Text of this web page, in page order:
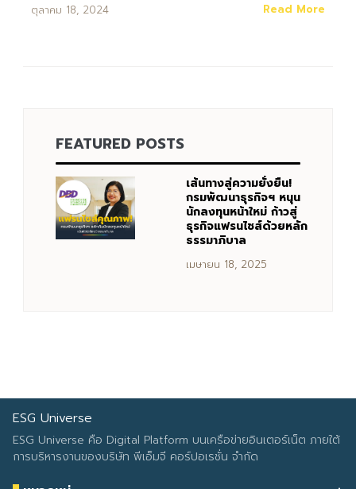
Search
Search
ตุลาคม 18, 2024 Read More
FEATURED POSTS
เส้นทางสู่ความยั่งยืน!
กรมพัฒนาธุรกิจฯ หนุน
นักลงทุนหน้าใหม่ ก้าวสู่
ธุรกิจแฟรนไชส์ด้วยหลัก
ธรรมาภิบาล
เมษายน 18, 2025
ESG Universe
ESG Universe คือ Digital Platform บนเครือข่ายอินเตอร์เน็ต ภายใต้
การบริหารงานของบริษัท พีเอ็มจี คอร์ปอเรชั่น จำกัด